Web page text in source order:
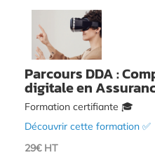
Parcours DDA :
digitale en
Formation certifiante 🎓
Découvrir cette formation ✅
29€ HT